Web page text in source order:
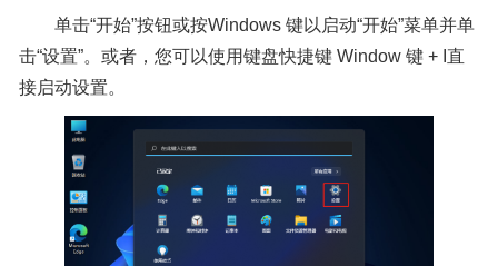
单击“开始”按钮或按Windows 键以启动“开始”菜单并单
击“设置”。或者，您可以使用键盘快捷键 Window 键 + I直
接启动设置。